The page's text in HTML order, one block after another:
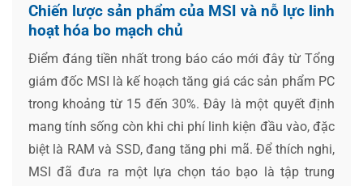
Chiến lược sản phẩm của MSI và nỗ lực linh
hoạt hóa bo mạch chủ
Điểm đáng tiền nhất trong báo cáo mới đây từ Tổng
giám đốc MSI là kế hoạch tăng giá các sản phẩm PC
trong khoảng từ 15 đến 30%. Đây là một quyết định
mang tính sống còn khi chi phí linh kiện đầu vào, đặc
biệt là RAM và SSD, đang tăng phi mã. Để thích nghi,
MSI đã đưa ra một lựa chọn táo bạo là tập trung